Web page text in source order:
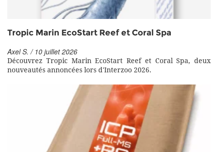
Tropic Marin EcoStart Reef et Coral Spa
Axel S. / 10 juillet 2026
Découvrez Tropic Marin EcoStart Reef et Coral Spa, deux
nouveautés annoncées lors d'Interzoo 2026.